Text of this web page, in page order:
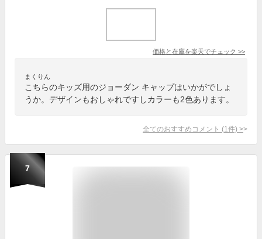
価格と在庫を楽天でチェック >>
まくりん
こちらのキッズ用のジョーダン キャップはいかがでしょ
うか。デザインもおしゃれですしカラーも2色あります。
全てのおすすめコメント (1 件) >
7